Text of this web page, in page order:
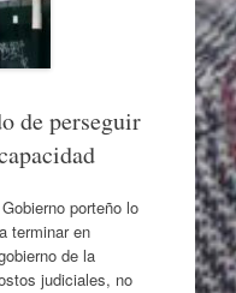
de perseguir
porteño lo
terminar en
de la
judiciales, no